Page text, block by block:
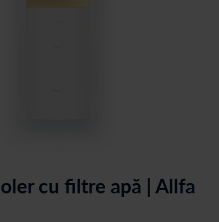
cu filtre apă | Allfa